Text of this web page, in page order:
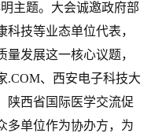
主题。大会诚邀政府部
技等业态单位代表，
发展这一核心议题，
.COM、西安电子科技大
陕西省国际医学交流促
多单位作为协办方，为